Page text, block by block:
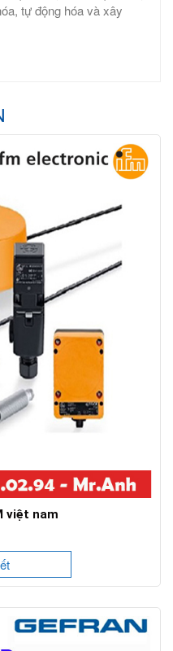
tự động hóa và xây
việt nam